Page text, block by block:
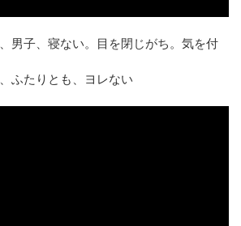
男子、寝ない。目を閉じがち。気を付
ふたりとも、ヨレない